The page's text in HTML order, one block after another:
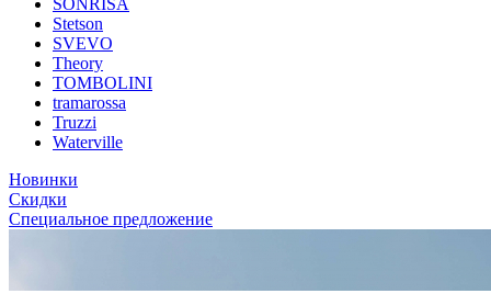
SONRISA
Stetson
SVEVO
Theory
TOMBOLINI
tramarossa
Truzzi
Waterville
Новинки
Скидки
Специальное предложение